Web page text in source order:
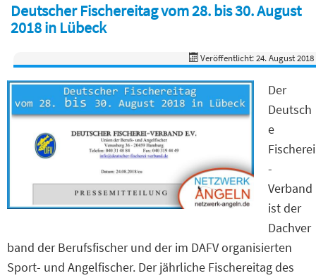
Deutscher Fischereitag vom 28. bis 30. August
2018 in Lübeck
Veröffentlicht: 24. August 2018
Der
Deutsch
e
Fischerei
-
Verband
ist der
Dachver
band der Berufsfischer und der im DAFV organisierten
Sport- und Angelfischer. Der jährliche Fischereitag des